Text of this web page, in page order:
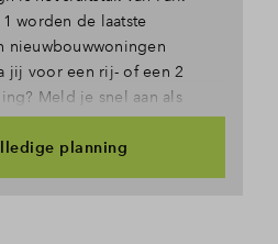
worden de laatste
nieuwbouwwoningen
jij voor een rij- of een 2
Meld je snel aan als
planning